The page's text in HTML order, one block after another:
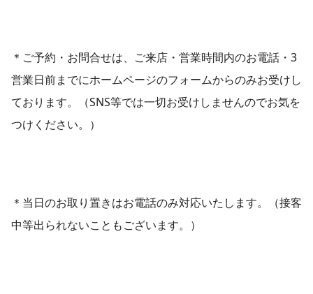
＊ご予約・お問合せは、ご来店・営業時間内のお電話・3
営業日前までにホームページのフォームからのみお受けし
ております。（SNS等では一切お受けしませんのでお気を
つけください。）
＊当日のお取り置きはお電話のみ対応いたします。（接客
中等出られないこともございます。）